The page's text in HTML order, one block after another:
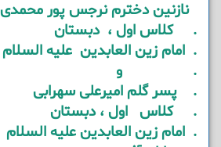
نازنین دخترم نرجس پور محمدی
. کلاس اول ، دبستان
. امام زین العابدین علیه السلام
. و
. پسر گلم امیرعلی سهرابی
. کلاس اول ، دبستان
. امام زین العابدین علیه السلام